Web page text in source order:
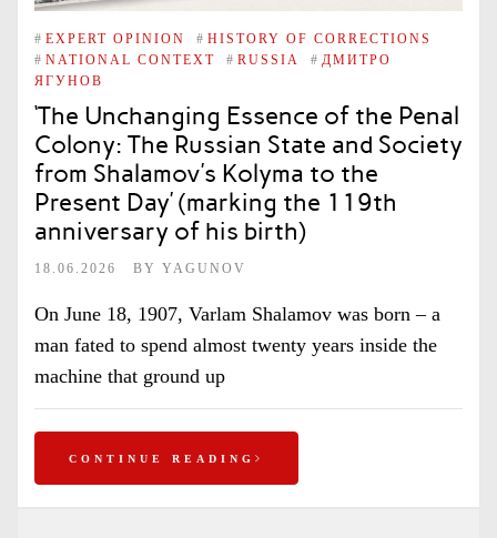
# EXPERT OPINION # HISTORY OF CORRECTIONS
# NATIONAL CONTEXT # RUSSIA # ДМИТРО
ЯГУНОВ
‘The Unchanging Essence of the Penal
Colony: The Russian State and Society
from Shalamov’s Kolyma to the
Present Day’ (marking the 119th
anniversary of his birth)
18.06.2026 BY YAGUNOV
On June 18, 1907, Varlam Shalamov was born – a
man fated to spend almost twenty years inside the
machine that ground up
CONTINUE READING